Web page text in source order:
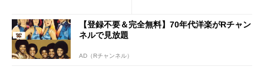
【登録不要＆完全無料】70年代洋楽がRチャン
ネルで見放題
AD（Rチャンネル）